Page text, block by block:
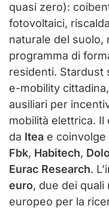
quasi zero):
fotovoltaici,
naturale del suolo,
programma di
residenti. Stardust
e-mobility
ausiliari per
mobilità elettrica. Il
da Itea e coinvolge
Fbk, Habitech,
Eurac Research.
euro, due dei quali
europeo per la